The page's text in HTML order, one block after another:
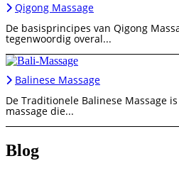
Qigong Massage
De basisprincipes van Qigong
tegenwoordig overal...
Balinese Massage
De Traditionele Balinese Massage
massage die...
Blog